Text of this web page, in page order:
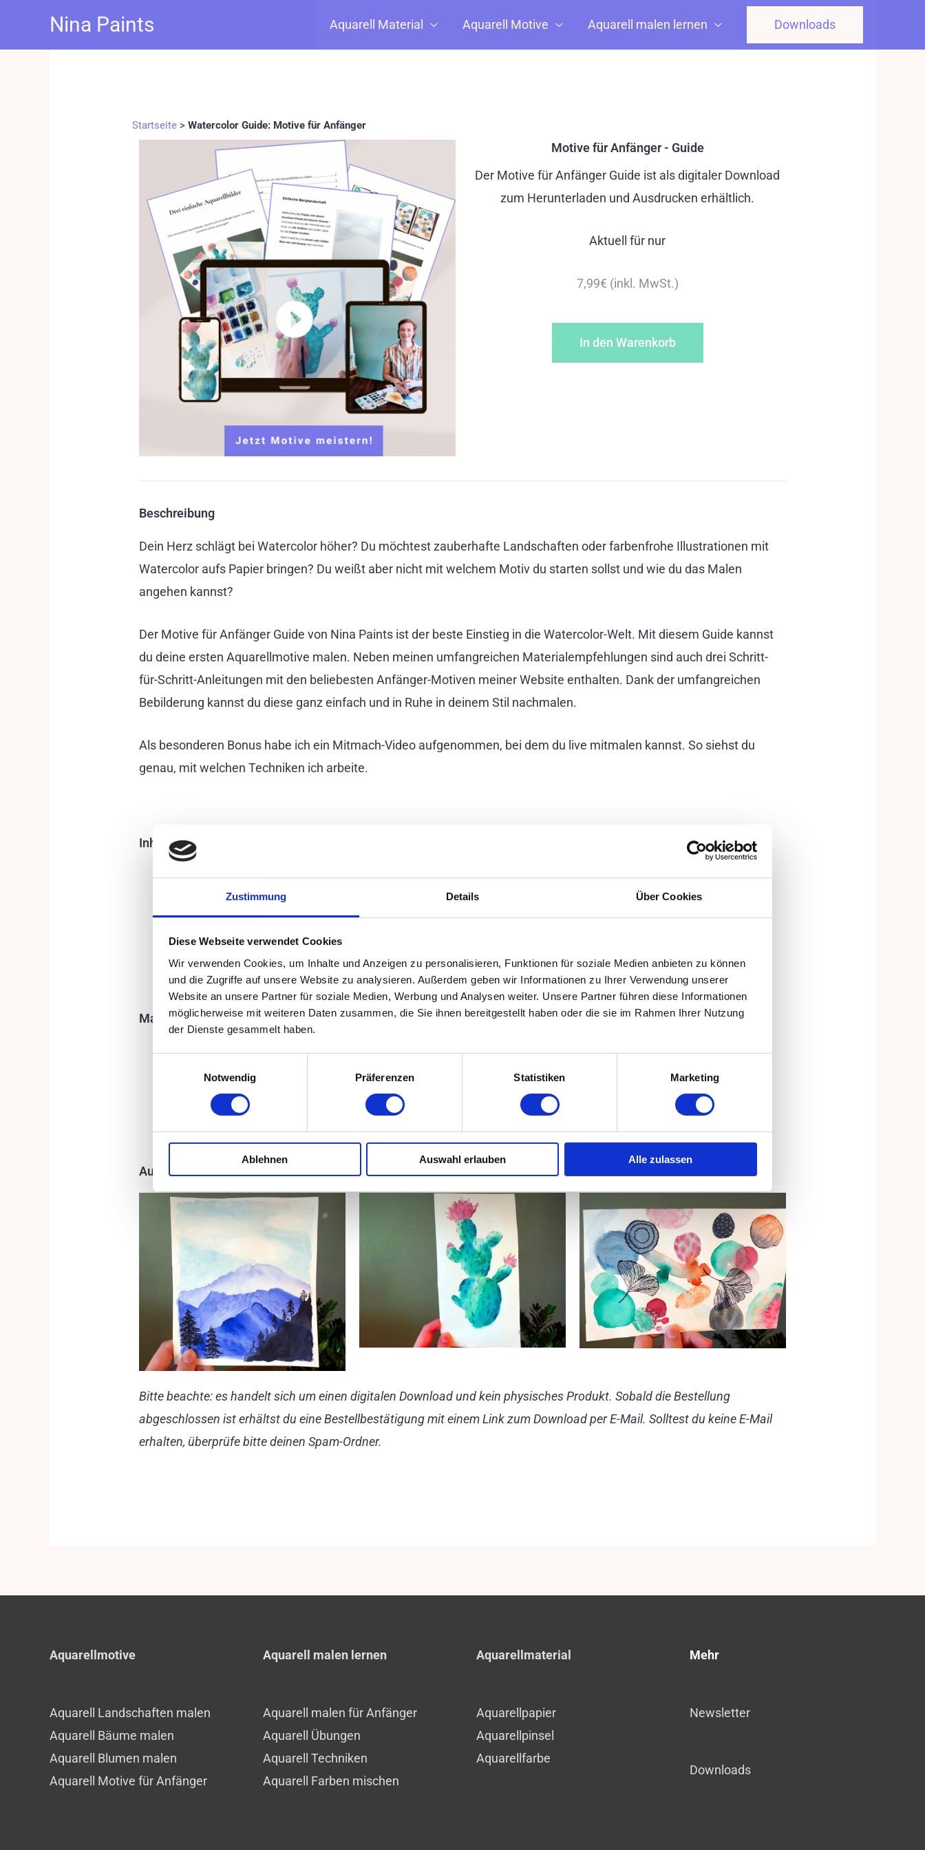
Zustimmung Details Über Cookies
Diese Webseite verwendet Cookies
Wir verwenden Cookies, um Inhalte und Anzeigen zu personalisieren, Funktionen für soziale Medien anbieten zu können
und die Zugriffe auf unsere Website zu analysieren. Außerdem geben wir Informationen zu Ihrer Verwendung unserer
Website an unsere Partner für soziale Medien, Werbung und Analysen weiter. Unsere Partner führen diese Informationen
möglicherweise mit weiteren Daten zusammen, die Sie ihnen bereitgestellt haben oder die sie im Rahmen Ihrer Nutzung
der Dienste gesammelt haben.
Notwendig
Präferenzen Statistiken Marketing
Ablehnen Auswahl erlauben Alle zulassen
Nina Paints Aquarell Material Aquarell Motive Aquarell malen lernen Downloads
Startseite >Watercolor Guide: Motive für Anfänger
Motive für Anfänger - Guide
Der Motive für Anfänger Guide ist als digitaler Download
zum Herunterladen und Ausdrucken erhältlich.
Aktuell für nur
7,99€ (inkl. MwSt.)
In den Warenkorb
Beschreibung
Dein Herz schlägt bei Watercolor höher? Du möchtest zauberhafte Landschaften oder farbenfrohe Illustrationen mit
Watercolor aufs Papier bringen? Du weißt aber nicht mit welchem Motiv du starten sollst und wie du das Malen
angehen kannst?
Der Motive für Anfänger Guide von Nina Paints ist der beste Einstieg in die Watercolor-Welt. Mit diesem Guide kannst
du deine ersten Aquarellmotive malen. Neben meinen umfangreichen Materialempfehlungen sind auch drei Schritt-
für-Schritt-Anleitungen mit den beliebesten Anfänger-Motiven meiner Website enthalten. Dank der umfangreichen
Bebilderung kannst du diese ganz einfach und in Ruhe in deinem Stil nachmalen.
Als besonderen Bonus habe ich ein Mitmach-Video aufgenommen, bei dem du live mitmalen kannst. So siehst du
genau, mit welchen Techniken ich arbeite.
Inhaltsverzeichnis
Einleitung
Materialien
Motiv: Kaktus + Videoanleitung
Motiv: Berglandschaft
Motiv: Abstrakes Aquarell
Materialempfehlungen
ein Aquarellkasten, zum Beispiel dievan Gogh Pocket Box Aquarellfarbe
einen Aquarellmalblock
mit min. 200 gr / m², z.B. das
Hahnemühle Harmony Aquarellpapier
mindestens zwei Aquarellpinsel, einen feinen und einen größeren, z.B.
da Vinci Cosmotop Spin Größe 2 und
Größe 6
Auf diese Motive kannst du dich freuen
Bitte beachte: es handelt sich um einen digitalen Download und kein physisches Produkt. Sobald die Bestellung
abgeschlossen ist erhältst du eine Bestellbestätigung mit einem Link zum Download per E-Mail. Solltest du keine E-Mail
erhalten, überprüfe bitte deinen Spam-Ordner.
Aquarellmotive
Aquarell Landschaften malen
Aquarell Bäume malen
Aquarell Blumen malen
Aquarell Motive für Anfänger
Aquarell malen lernen
Aquarell malen für Anfänger
Aquarell Übungen
Aquarell Techniken
Aquarell Farben mischen
Aquarellmaterial
Aquarellpapier
Aquarellpinsel
Aquarellfarbe
Mehr
Newsletter
Downloads